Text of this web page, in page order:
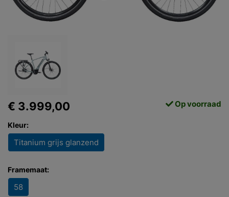
€ 3.999,00 Op voorraad
Kleur:
Titanium grijs glanzend
Framemaat:
58